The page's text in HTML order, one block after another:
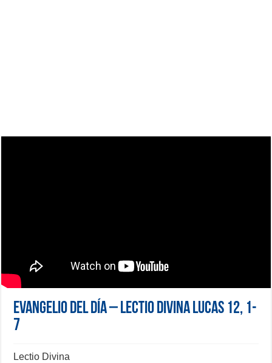
Evangelio del día – Lectio Divina Lucas 12, 1-
7
Lectio Divina